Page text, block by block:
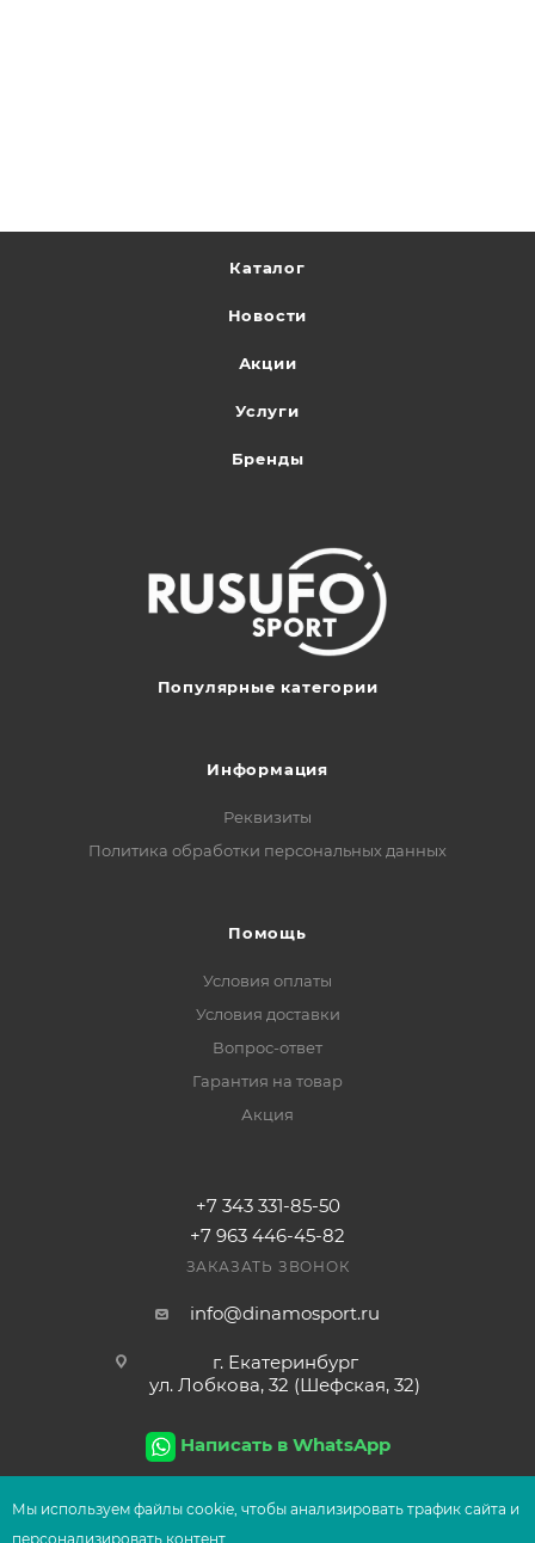
Каталог
Новости
Акции
Услуги
Бренды
Популярные категории
Информация
Реквизиты
Политика обработки персональных данных
Помощь
Условия оплаты
Условия доставки
Вопрос-ответ
Гарантия на товар
Акция
+7 343 331-85-50
+7 963 446-45-82
ЗАКАЗАТЬ ЗВОНОК
info@dinamosport.ru
г. Екатеринбург
ул. Лобкова, 32 (Шефская, 32)
Написать в WhatsApp
Мы используем файлы сооkіе, чтобы анализировать трафик сайта и
персонализировать контент.